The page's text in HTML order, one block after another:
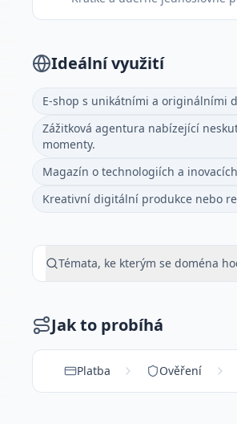
Ideální využití
E-shop s unikátními a originálními
Zážitková agentura nabízející
momenty.
Magazín o technologiích a
Kreativní digitální produkce nebo
Témata, ke kterým se doména
Jak to probíhá
Platba Ověření